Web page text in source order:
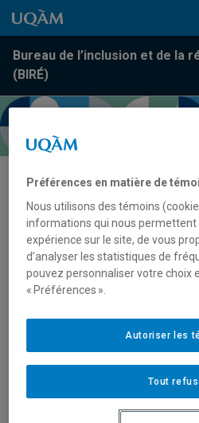
Passer au contenu
Accéder au menu principal
Accéder à la recherche
Passer au contenu
Accéder au menu principal
Bureau de l’inclusion et de la
(BIRÉ)
Archives :
Aucun résultat
Préférences en matière de
Nous utilisons des témoins
informations qui nous permettent
expérience sur le site, de vous
d’analyser les statistiques de
pouvez personnaliser votre choix
« Préférences ».
Tout
Autoriser les